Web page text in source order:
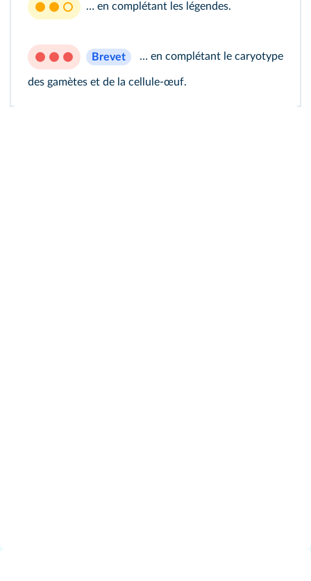
Accéder au module
… en complétant les légendes.
Brevet … en complétant le caryotype
des gamètes et de la cellule-œuf.